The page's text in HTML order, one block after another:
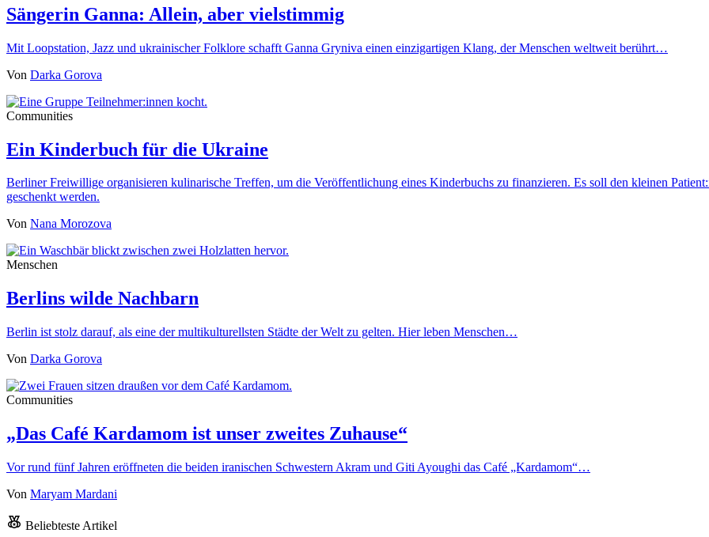
Sängerin Ganna: Allein, aber vielstimmig
Mit Loopstation, Jazz und ukrainischer Folklore schafft Ganna Gryniva einen einzigartigen Klang, der Menschen weltweit berührt…
Von Darka Gorova
Communities
Ein Kinderbuch für die Ukraine
Berliner Freiwillige organisieren kulinarische Treffen, um die Veröffentlichung eines Kinderbuchs zu finanzieren. Es soll den kleinen
geschenkt werden.
Von Nana Morozova
Menschen
Berlins wilde Nachbarn
Berlin ist stolz darauf, als eine der multikulturellsten Städte der Welt zu gelten. Hier leben Menschen…
Von Darka Gorova
Communities
„Das Café Kardamom ist unser zweites Zuhause“
Vor rund fünf Jahren eröffneten die beiden iranischen Schwestern Akram und Giti Ayoughi das Café „Kardamom“…
Von Maryam Mardani
Beliebteste Artikel